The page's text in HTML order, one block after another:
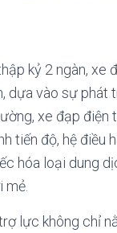
kỷ 2 ngàn,
dựa vào sự
xe đạp
tiến độ, hệ điều
hóa loại dung
mẻ.
lực không chỉ